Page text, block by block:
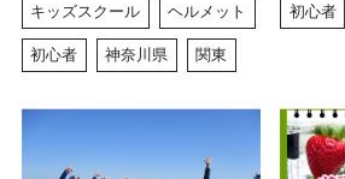
キッズスクール ヘルメット
初心者 神奈川県 関東
初心者